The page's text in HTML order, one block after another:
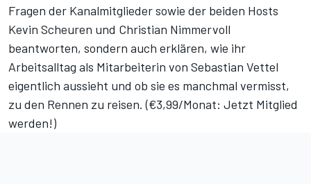
Fragen der Kanalmitglieder sowie der beiden Hosts
Kevin Scheuren und Christian Nimmervoll
beantworten, sondern auch erklären, wie ihr
Arbeitsalltag als Mitarbeiterin von Sebastian Vettel
eigentlich aussieht und ob sie es manchmal vermisst,
zu den Rennen zu reisen. (€3,99/Monat: Jetzt Mitglied
werden!)